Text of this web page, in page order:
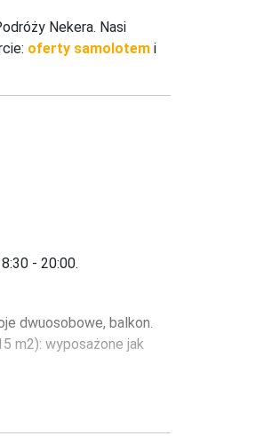
Nekera. Nasi
oferty samolotem i
- 20:00.
dwuosobowe, balkon.
m2): wyposażone jak